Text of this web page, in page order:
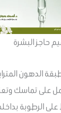
الدهون
على تماسك
الرطوبة